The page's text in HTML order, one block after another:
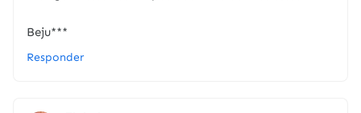
Beju***
Responder